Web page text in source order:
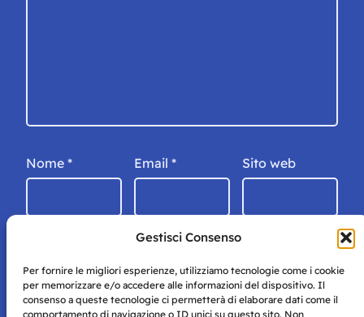
Gestisci Consenso
Per fornire le migliori esperienze, utilizziamo tecnologie come i cookie
per memorizzare e/o accedere alle informazioni del dispositivo. Il
consenso a queste tecnologie ci permetterà di elaborare dati come il
comportamento di navigazione o ID unici su questo sito. Non
Nome * Email * Sito web